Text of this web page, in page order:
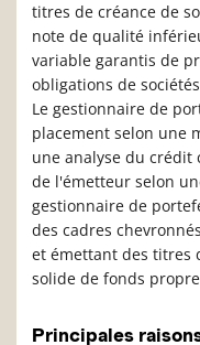
titres de créance de
note de qualité
variable garantis de
obligations de
Le gestionnaire de
placement selon une
une analyse du
de l'émetteur selon
gestionnaire de
des cadres
et émettant des titres
solide de fonds
Principales